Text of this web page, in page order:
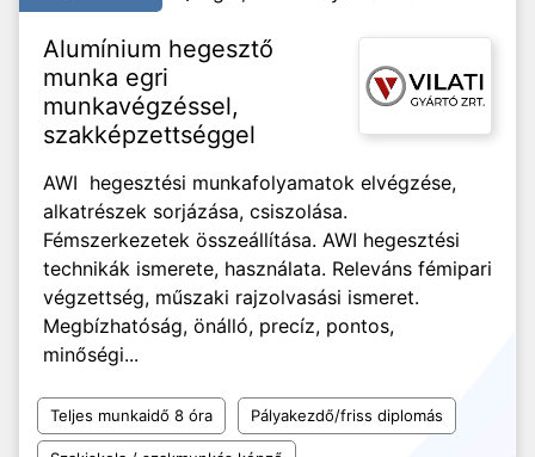
Alumínium hegesztő
munka egri
munkavégzéssel,
szakképzettséggel
AWI hegesztési munkafolyamatok elvégzése,
alkatrészek sorjázása, csiszolása.
Fémszerkezetek összeállítása. AWI hegesztési
technikák ismerete, használata. Releváns fémipari
végzettség, műszaki rajzolvasási ismeret.
Megbízhatóság, önálló, precíz, pontos,
minőségi...
Teljes munkaidő 8 óra Pályakezdő/friss diplomás